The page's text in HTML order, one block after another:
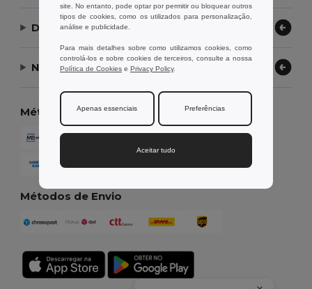
Deixe-nos ajudar
Nossa Empresa
Métodos de Pagamento
Métodos de Envio
site. No entanto, pode optar por permitir ou bloquear outros
tipos de cookies, como os utilizados para personalização,
análise e publicidade.
Para mais detalhes sobre como utilizamos cookies, como
controlá-los e sobre cookies de terceiros, consulte a nossa
Política de Cookies e Privacy Policy.
Apenas essenciais Preferências
Aceitar tudo